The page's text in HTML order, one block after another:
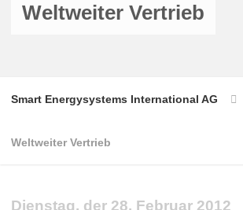
Weltweiter Vertrieb
Smart Energysystems International AG
Weltweiter Vertrieb
Dienstag, der 28. Februar 2012